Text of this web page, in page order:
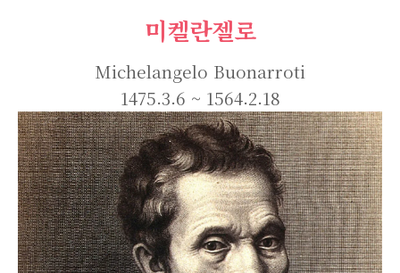
미켈란젤로
Michelangelo Buonarroti
1475.3.6 ~ 1564.2.18